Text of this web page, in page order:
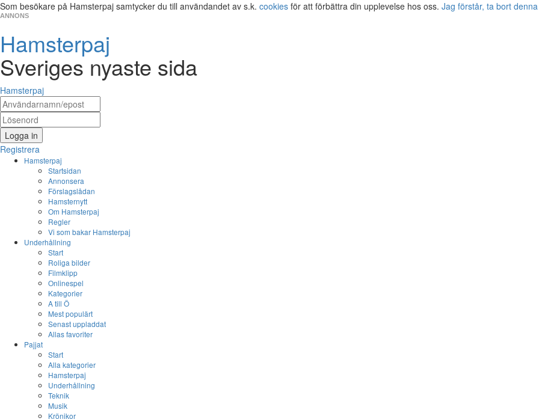
Som besökare på Hamsterpaj samtycker du till användandet av s.k. cookies för att förbättra din upplevelse hos oss. Jag förstår, ta bort
ANNONS
Hamsterpaj
Sveriges nyaste sida
Hamsterpaj
Logga in
Registrera
Hamsterpaj
Startsidan
Annonsera
Förslagslådan
Hamsternytt
Om Hamsterpaj
Regler
Vi som bakar Hamsterpaj
Underhållning
Start
Roliga bilder
Filmklipp
Onlinespel
Kategorier
A till Ö
Mest populärt
Senast uppladdat
Allas favoriter
Pajjat
Start
Alla kategorier
Hamsterpaj
Underhållning
Teknik
Musik
Krönikor